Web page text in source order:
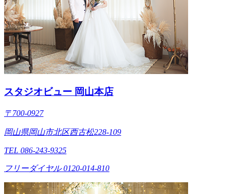
スタジオビュー 岡山本店
〒700-0927
岡山県岡山市北区西古松228-109
TEL 086-243-9325
フリーダイヤル 0120-014-810